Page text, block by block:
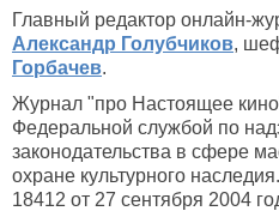
Главный редактор онлайн-
Александр Голубчиков,
Горбачев.
Журнал "про Настоящее
Федеральной службой по
законодательства в сфере
охране культурного
18412 от 27 сентября 2004